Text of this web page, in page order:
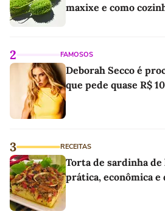
maxixe e como
2 FAMOSOS
Deborah Secco é
que pede quase R$
3 RECEITAS
Torta de sardinha
prática, econômica e